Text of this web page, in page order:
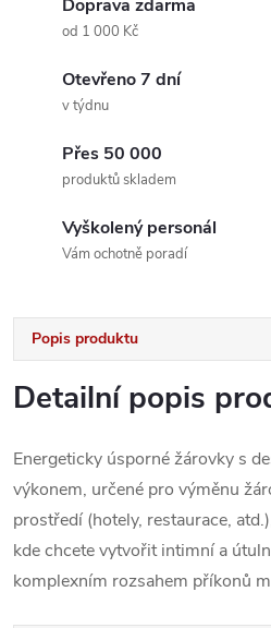
Doprava zdarma
od 1 000 Kč
Otevřeno 7 dní
v týdnu
Přes 50 000
produktů skladem
Vyškolený personál
Vám ochotně poradí
Popis produktu
Detailní popis
Energeticky úsporné žárovky s
výkonem, určené pro výměnu
prostředí (hotely, restaurace,
kde chcete vytvořit intimní a
komplexním rozsahem příkonů